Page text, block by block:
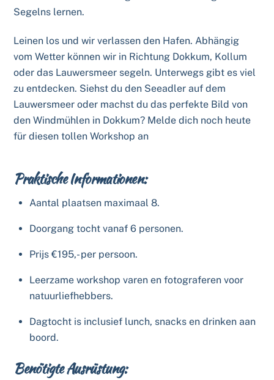
Segelns lernen.
Leinen los und wir verlassen den Hafen. Abhängig
vom Wetter können wir in Richtung Dokkum, Kollum
oder das Lauwersmeer segeln. Unterwegs gibt es viel
zu entdecken. Siehst du den Seeadler auf dem
Lauwersmeer oder machst du das perfekte Bild von
den Windmühlen in Dokkum? Melde dich noch heute
für diesen tollen Workshop an
Praktische Informationen:
Aantal plaatsen maximaal 8.
Doorgang tocht vanaf 6 personen.
Prijs €195,- per persoon.
Leerzame workshop varen en fotograferen voor
natuurliefhebbers.
Dagtocht is inclusief lunch, snacks en drinken aan
boord.
Benötigte Ausrüstung: